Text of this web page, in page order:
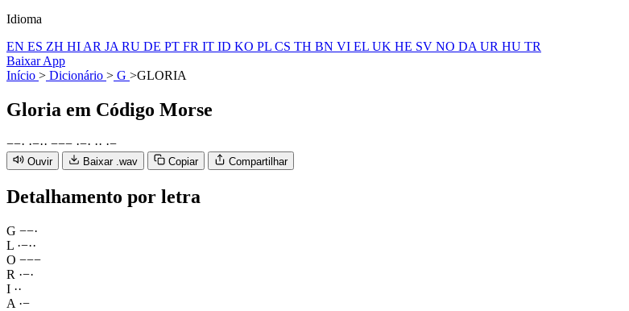
Idioma
EN ES ZH HI AR JA RU DE PT FR IT ID KO PL CS TH BN VI EL UK HE SV NO DA UR HU TR
Baixar App
Início > Dicionário > G >GLORIA
Gloria em Código Morse
−−· ·−·· −−− ·−· ·· ·−
Ouvir Baixar .wav Copiar Compartilhar
Detalhamento por letra
G −−·
L ·−··
O −−−
R ·−·
I ··
A ·−